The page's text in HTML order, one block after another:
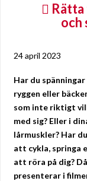
och
24 april 2023
Har du spänningar
ryggen eller
som inte riktigt
med sig? Eller i
lårmuskler? Har
att cykla, springa
att röra på dig?
presenterar i